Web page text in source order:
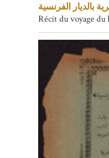
بالديار الفرنسية
Récit du voyage du